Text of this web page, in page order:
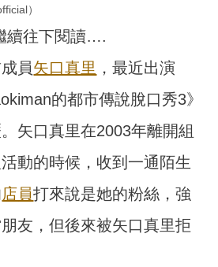
）
續往下閱讀….
員矢口真里 ，最近出演
的都市傳說脫口秀3》
矢口真里在2003年離開組
動的時候，收到一通陌生
店員打來說是她的粉絲，強
友，但後來被矢口真里拒